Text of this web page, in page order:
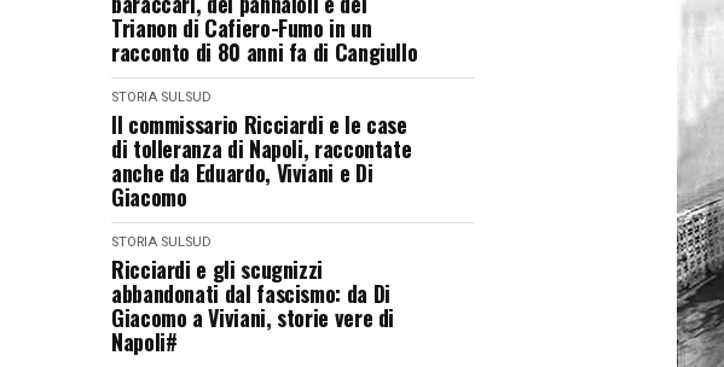
Trianon di Cafiero-Fumo in un
racconto di 80 anni fa di Cangiullo
STORIA SULSUD
Il commissario Ricciardi e le case
di tolleranza di Napoli, raccontate
anche da Eduardo, Viviani e Di
Giacomo
STORIA SULSUD
Ricciardi e gli scugnizzi
abbandonati dal fascismo: da Di
Giacomo a Viviani, storie vere di
Napoli#